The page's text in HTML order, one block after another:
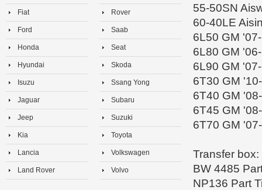
Fiat
Ford
Honda
Hyundai
Isuzu
Jaguar
Jeep
Kia
Lancia
Land Rover
Rover
Saab
Seat
Skoda
Ssang Yong
Subaru
Suzuki
Toyota
Volkswagen
Volvo
55-50SN
60-40LE
6L50 GM '07-
6L80 GM '06-
6L90 GM '07-
6T30 GM '10-
6T40 GM '08-
6T45 GM '08-
6T70 GM '07-
Transfer box:
BW 4485
NP136 Part